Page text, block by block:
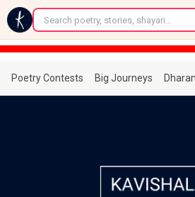
←
Poetry Contests Big Journeys